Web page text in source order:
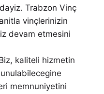
Trabzon Vinç
vinçlerinizin
devam etmesini
kaliteli hizmetin
memnuniyetini